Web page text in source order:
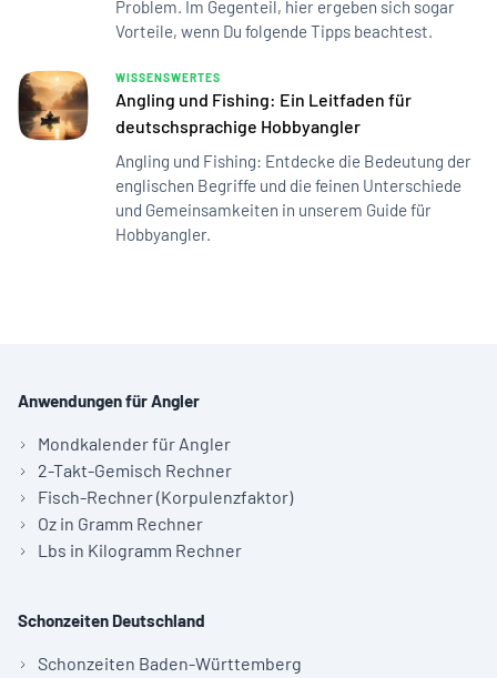
Problem. Im Gegenteil, hier ergeben sich sogar
Vorteile, wenn Du folgende Tipps beachtest.
WISSENSWERTES
Angling und Fishing: Ein Leitfaden für
deutschsprachige Hobbyangler
Angling und Fishing: Entdecke die Bedeutung der
englischen Begriffe und die feinen Unterschiede
und Gemeinsamkeiten in unserem Guide für
Hobbyangler.
Anwendungen für Angler
Mondkalender für Angler
2-Takt-Gemisch Rechner
Fisch-Rechner (Korpulenzfaktor)
Oz in Gramm Rechner
Lbs in Kilogramm Rechner
Schonzeiten Deutschland
Schonzeiten Baden-Württemberg